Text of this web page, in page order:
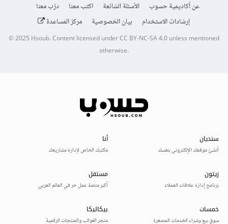
عن أكاديمية حسوب الأسئلة الشائعة اكتب معنا
درّب معنا
إرشادات الاستخدام
بيان الخصوصية مركز المساعدة
© 2025 Hsoub.Content licensed underCC BY-NC-SA 4.0unless mentioned
otherwise.